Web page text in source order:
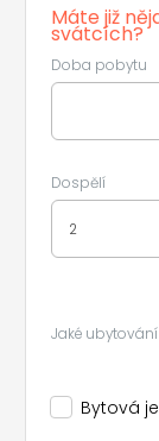
Máte již
svátcích?
Doba pobytu
Dospělí
2
Jaké ubytování
Bytová